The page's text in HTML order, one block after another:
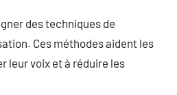
des techniques de
Ces méthodes aident les
leur voix et à réduire les